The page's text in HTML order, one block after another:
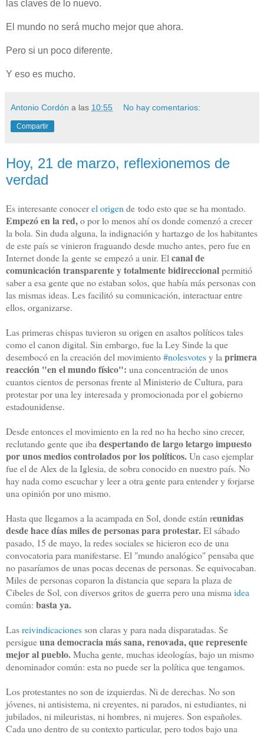
las claves de lo nuevo.
El mundo no será mucho mejor que ahora.
Pero si un poco diferente.
Y eso es mucho.
Antonio Cordón a las 10:55 No hay comentarios:
Compartir
Hoy, 21 de marzo, reflexionemos de
verdad
Es interesante conocerel origen de todo esto que se ha montado.
Empezó en la red,o por lo menos ahí os donde comenzó a crecer
la bola. Sin duda alguna, la indignación y hartazgo de los habitantes
de este país se vinieron fraguando desde mucho antes, pero fue en
Internet donde la gente se empezó a unir. El canal de
comunicación transparente y totalmente bidireccionalpermitió
saber a esa gente que no estaban solos, que había más personas con
las mismas ideas. Les facilitó su comunicación, interactuar entre
ellos, organizarse.
Las primeras chispas tuvieron su origen en asaltos políticos tales
como el canon digital. Sin embargo, fue la Ley Sinde la que
desembocó en la creación del movimiento#nolesvotesy la primera
reacción "en el mundo físico": una concentración de unos
cuantos cientos de personas frente al Ministerio de Cultura, para
protestar por una ley interesada y promocionada por el gobierno
estadounidense.
Desde entonces el movimiento en la red no ha hecho sino crecer,
reclutando gente que iba despertando de largo letargo impuesto
por unos medios controlados por los políticos.Un caso ejemplar
fue el de Alex de la Iglesia, de sobra conocido en nuestro país. No
hay nada como escuchar y leer a otra gente para entender y forjarse
una opinión por uno mismo.
Hasta que llegamos a la acampada en Sol, donde están reunidas
desde hace días miles de personas para protestar.El sábado
pasado, 15 de mayo, la redes sociales se hicieron eco de una
convocatoria para manifestarse. El "mundo analógico" pensaba que
no pasaríamos de unas pocas decenas de personas. Se equivocaban.
Miles de personas coparon la distancia que separa la plaza de
Cibeles de Sol, con diversos gritos de guerra pero una misma idea
común: basta ya.
Lasreivindicacionesson claras y para nada disparatadas. Se
persigueuna democracia más sana, renovada, que represente
mejor al pueblo.Mucha gente, muchas ideologías, bajo un mismo
denominador común: esta no puede ser la política que tengamos.
Los protestantes no son de izquierdas. Ni de derechas. No son
jóvenes, ni antisistema, ni creyentes, ni parados, ni estudiantes, ni
jubilados, ni mileuristas, ni hombres, ni mujeres. Son españoles.
Cada uno dentro de su contexto particular, pero todos bajo una